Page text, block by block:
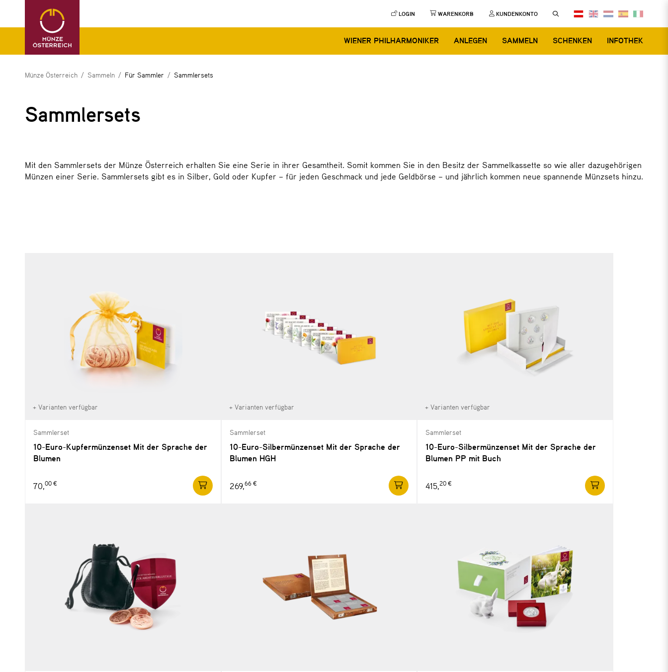
LOGIN WARENKORB KUNDENKONTO
WIENER PHILHARMONIKER ANLEGEN SAMMELN SCHENKEN INFOTHEK
Münze Österreich Sammeln Für Sammler Sammlersets
Sammlersets
Mit den Sammlersets der Münze Österreich erhalten Sie eine Serie in ihrer Gesamtheit. Somit kommen Sie in den Besitz der Sammelkassette so wie aller dazugehörigen
Münzen einer Serie. Sammlersets gibt es in Silber, Gold oder Kupfer – für jeden Geschmack und jede Geldbörse – und jährlich kommen neue spannende Münzsets hinzu.
+ Varianten verfügbar
Sammlerset
10-Euro-Kupfermünzenset Mit der Sprache der
Blumen
70, 00 €
+ Varianten verfügbar
Sammlerset
10-Euro-Silbermünzenset Mit der Sprache der
Blumen HGH
269, 66 €
+ Varianten verfügbar
Sammlerset
10-Euro-Silbermünzenset Mit der Sprache der
Blumen PP mit Buch
415,20 €